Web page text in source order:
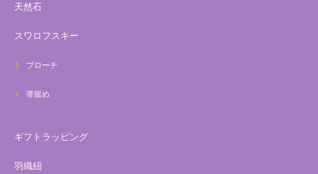
天然石
スワロフスキー
ブローチ
帯留め
ギフトラッピング
羽織紐